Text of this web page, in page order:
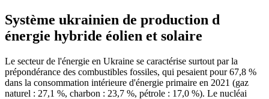
Système ukrainien de production d
énergie hybride éolien et solaire
Le secteur de l'énergie en Ukraine se caractérise surtout par la
prépondérance des combustibles fossiles, qui pesaient pour 67,8 %
dans la consommation intérieure d'énergie primaire en 2021 (gaz
naturel : 27,1 %, charbon : 23,7 %, pétrole : 17,0 %). Le nucléai